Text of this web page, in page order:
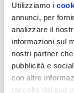
Utilizziamo i
annunci, per
analizzare il
informazioni sul
nostri partner
pubblicità e
con altre
raccolto dal suo
BANDI DI
Uso di
contratti pubblici
Elementi per la